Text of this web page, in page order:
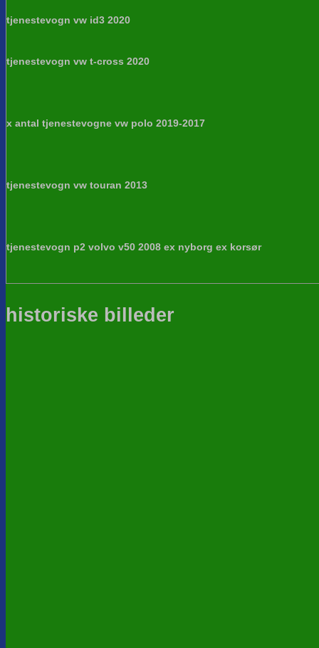
tjenestevogn vw id3 2020
tjenestevogn vw t-cross 2020
x antal tjenestevogne vw polo 2019-2017
tjenestevogn vw touran 2013
tjenestevogn p2 volvo v50 2008 ex nyborg ex korsør
historiske billeder